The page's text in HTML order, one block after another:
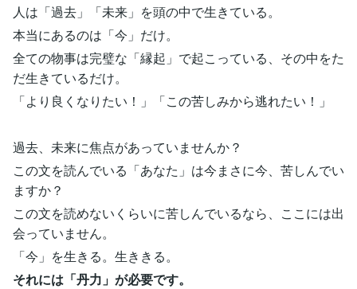
人は「過去」「未来」を頭の中で生きている。
本当にあるのは「今」だけ。
全ての物事は完璧な「縁起」で起こっている、その中をた
だ生きているだけ。
「より良くなりたい！」「この苦しみから逃れたい！」
過去、未来に焦点があっていませんか？
この文を読んでいる「あなた」は今まさに今、苦しんでい
ますか？
この文を読めないくらいに苦しんでいるなら、ここには出
会っていません。
「今」を生きる。生ききる。
それには「丹力」が必要です。